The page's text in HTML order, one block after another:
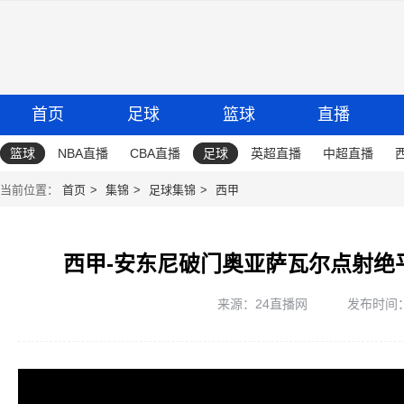
首页 足球 篮球 直播
篮球 NBA直播 CBA直播 足球 英超直播 中超直播
当前位置： 首页 集锦 足球集锦 西甲
西甲-安东尼破门奥亚萨瓦尔点射
来源：24直播网 发布时间